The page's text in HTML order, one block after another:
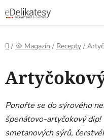
na
obsah
Domů
/ 🥘 Magazín / Recepty /
Ponořte se do sýrového
špenátovo-artyčokový
smetanových sýrů,